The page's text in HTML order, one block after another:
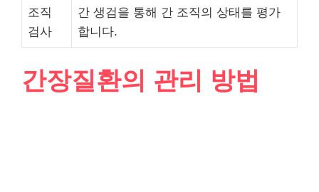
조직
검사
간 생검을 통해 간 조직의 상태를 평가
합니다.
간장질환의 관리 방법